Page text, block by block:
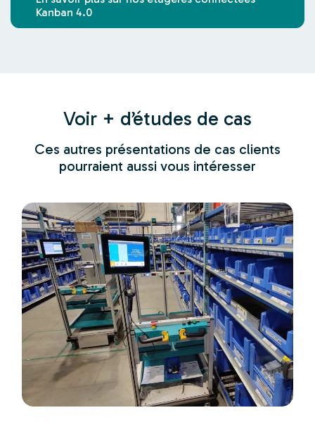
Kanban 4.0
Voir + d’études de cas
Ces autres présentations de cas clients
pourraient aussi vous intéresser